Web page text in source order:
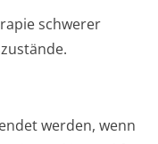
schwerer
werden, wenn